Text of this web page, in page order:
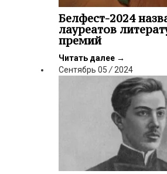
Белфест-2024
лауреатов
премий
Читать далее →
Сентябрь 05/2024